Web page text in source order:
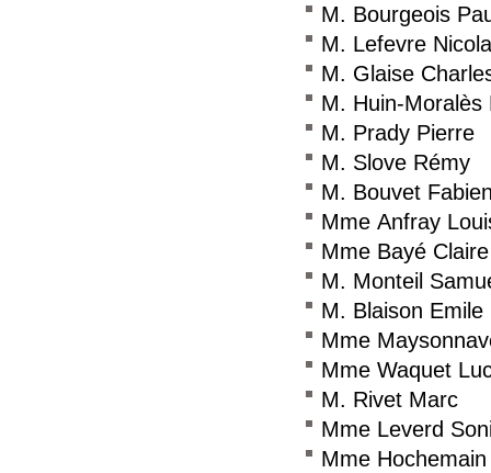
M. Bourgeois
M. Lefevre
M. Glaise
M. Huin-Moralès
M. Prady Pierre
M. Slove Rémy
M. Bouvet
Mme Anfray
Mme Bayé Claire
M. Monteil
M. Blaison Emile
Mme
Mme Waquet
M. Rivet Marc
Mme Leverd
Mme